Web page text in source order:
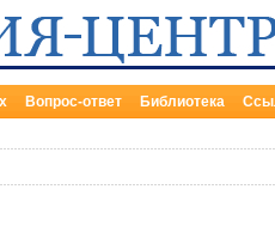
Вопрос-ответ Библиотека